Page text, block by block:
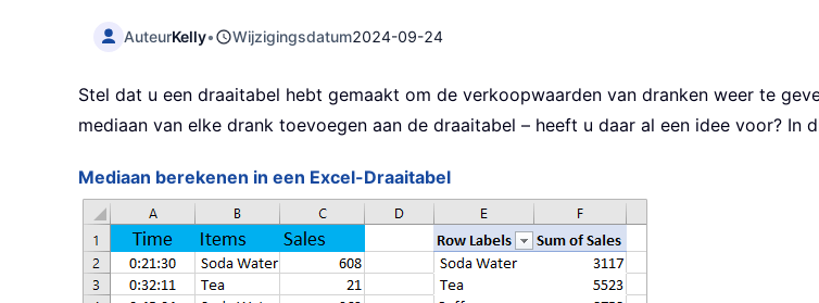
AuteurKelly• Wijzigingsdatum2024-09-24
Stel dat u een draaitabel hebt gemaakt om de verkoopwaarden van dranken weer te
mediaan van elke drank toevoegen aan de draaitabel – heeft u daar al een idee voor?
Mediaan berekenen in een Excel-Draaitabel